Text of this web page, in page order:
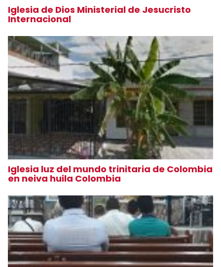
Iglesia de Dios Ministerial de Jesucristo
Internacional
Iglesia luz del mundo trinitaria de Colombia
en neiva huila Colombia